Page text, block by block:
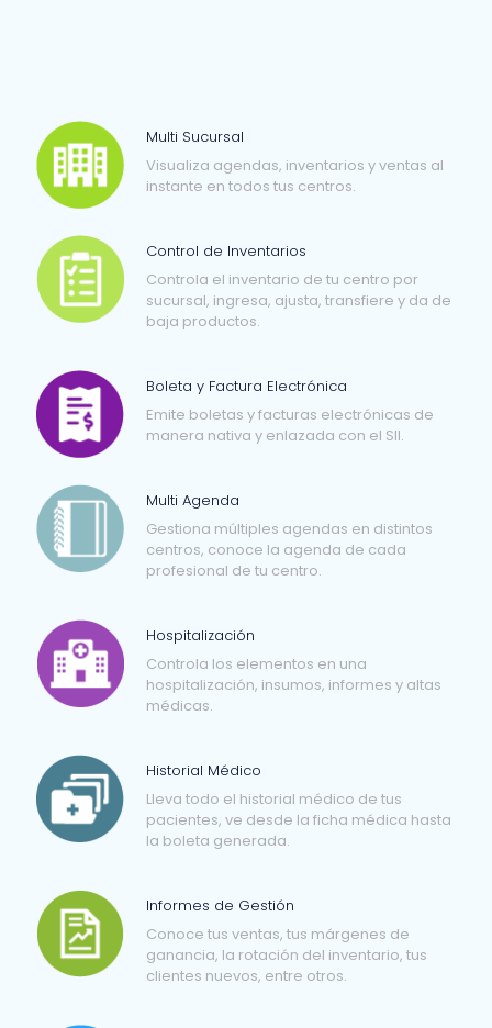
Multi Sucursal
Visualiza agendas, inventarios y ventas al
instante en todos tus centros.
Control de Inventarios
Controla el inventario de tu centro por
sucursal, ingresa, ajusta, transfiere y da de
baja productos.
Boleta y Factura Electrónica
Emite boletas y facturas electrónicas de
manera nativa y enlazada con el SII.
Multi Agenda
Gestiona múltiples agendas en distintos
centros, conoce la agenda de cada
profesional de tu centro.
Hospitalización
Controla los elementos en una
hospitalización, insumos, informes y altas
médicas.
Historial Médico
Lleva todo el historial médico de tus
pacientes, ve desde la ficha médica hasta
la boleta generada.
Informes de Gestión
Conoce tus ventas, tus márgenes de
ganancia, la rotación del inventario, tus
clientes nuevos, entre otros.